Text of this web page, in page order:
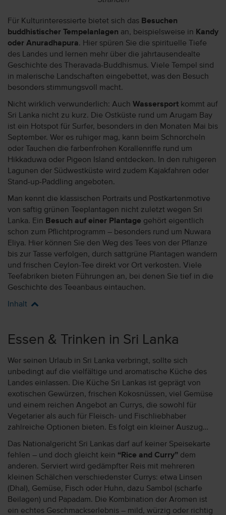
Für Kulturinteressierte bietet sich das Besuchen
buddhistischer Tempelanlagen an, beispielsweise in Kandy
oder Anuradhapura. Hier spüren Sie die spirituelle Tiefe
des Landes und lernen mehr über die jahrtausendealte
Geschichte des Theravada-Buddhismus. Viele Tempel sind
in malerische Landschaften eingebettet, was den Besuch
besonders stimmungsvoll macht.
Nicht wirklich verwunderlich: Auch Wassersport kommt auf
Sri Lanka nicht zu kurz. Die Ostküste rund um Arugam Bay
ist ein Hotspot für Surfer, besonders in den Monaten Mai bis
September. Wer es ruhiger mag, kann beim Schnorcheln
oder Tauchen die farbenfrohen Korallenriffe rund um
Hikkaduwa oder Pigeon Island entdecken. In den ruhigeren
Lagunen der Südwestküste wird zudem Kajakfahren oder
Stand-up-Paddling angeboten.
Man kennt die klassischen Portraits und Postkartenmotive
von saftig grünen Teeplantagen nicht zuletzt wegen Sri
Lanka. Ein Besuch auf einer Plantage gehört eigentlich
schon zum Pflichtprogramm – besonders rund um Nuwara
Eliya. Hier können Sie den Weg des Tees von der Pflanze
bis zur Tasse verfolgen, durch sattgrüne Plantagen wandern
und frischen Ceylon-Tee direkt vor Ort verkosten. Viele
Teefabriken bieten Führungen an, bei denen Sie tief in die
Geschichte des Teeanbaus eintauchen.
Inhalt
Essen & Trinken in Sri Lanka
Wer seinen Urlaub in Sri Lanka verbringt, sollte sich
unbedingt auf die vielfältige und aromatische Küche des
Landes einlassen. Die Küche Sri Lankas ist geprägt von
exotischen Gewürzen, frischen Kokosnüssen, viel Gemüse
und einem reichen Angebot an Currys, die sowohl für
Vegetarier als auch für Fleisch- und Fischliebhaber
zahlreiche Optionen bieten. Es folgt ein kleiner Auszug…
Das Nationalgericht Sri Lankas darf auf keiner Speisekarte
fehlen – und doch gleicht kein “Rice and Curry” dem
anderen. Serviert wird gedämpfter Reis mit mehreren
kleinen Schälchen verschiedenster Currys: etwa Linsen
(Dhal), Gemüse, Fisch oder Huhn, dazu Sambol (scharfe
Beilagen) und Papadam. Die Kombination der Aromen ist
ein echtes Geschmackserlebnis – mild, würzig oder richtig